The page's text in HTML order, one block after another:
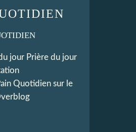
jour Prière du jour
Quotidiensur le